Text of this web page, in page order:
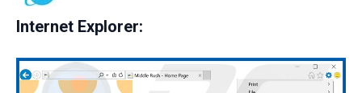
Internet Explorer: